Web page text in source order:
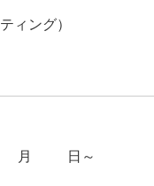
ィング）
2月18日～